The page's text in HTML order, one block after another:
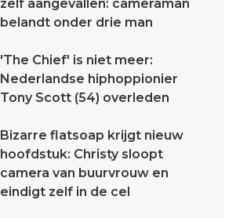
zelf aangevallen: cameraman
belandt onder drie man
'The Chief' is niet meer:
Nederlandse hiphoppionier
Tony Scott (54) overleden
Bizarre flatsoap krijgt nieuw
hoofdstuk: Christy sloopt
camera van buurvrouw en
eindigt zelf in de cel